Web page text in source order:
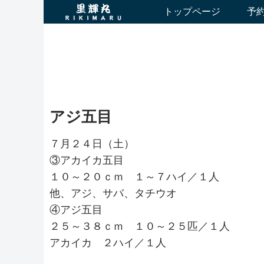
トップページ 予
アジ五目
７月２４日（土）
③アカイカ五目
１０～２０ｃｍ １～７ハイ／１人
他、アジ、サバ、タチウオ
④アジ五目
２５～３８ｃｍ １０～２５匹／１人
アカイカ ２ハイ／１人